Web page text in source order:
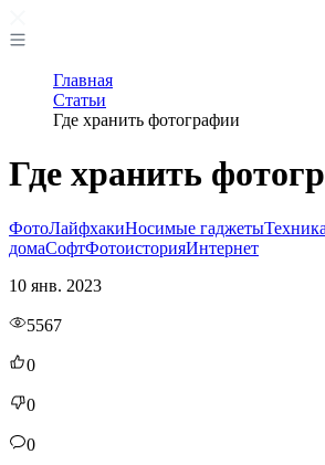
Главная
Статьи
Где хранить фотографии
Где хранить
ФотоЛайфхакиНосимые гаджеты
домаСофтФотоисторияИнтернет
10 янв. 2023
5567
0
0
0